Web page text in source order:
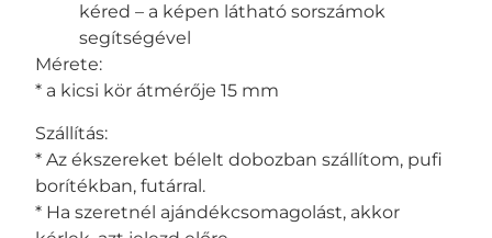
kéred – a képen látható sorszámok
segítségével
Mérete:
* a kicsi kör átmérője 15 mm
Szállítás:
* Az ékszereket bélelt dobozban szállítom, pufi
borítékban, futárral.
* Ha szeretnél ajándékcsomagolást, akkor